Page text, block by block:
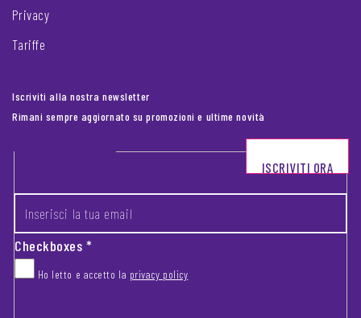
Privacy
Tariffe
Iscriviti alla nostra newsletter
Rimani sempre aggiornato su promozioni e ultime novità
Footer newsletter
Checkboxes*
Ho letto e accetto la privacy policy
ISCRIVITI ORA